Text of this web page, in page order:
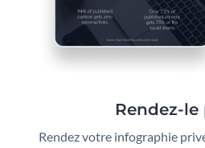
Rendez-le
Rendez votre infographie